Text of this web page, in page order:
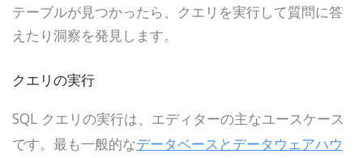
テーブルが見つかったら、クエリを実行して質問に答
えたり洞察を発見します。
クエリの実行
SQL クエリの実行は、エディターの主なユースケース
です。最も一般的なデータベースとデータウェアハウ